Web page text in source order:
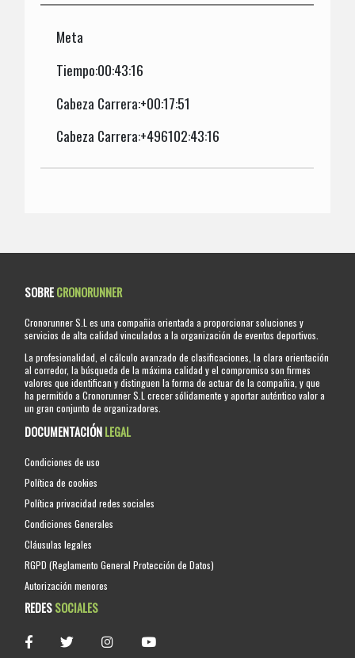
Meta
Tiempo:00:43:16
Cabeza Carrera:+00:17:51
Cabeza Carrera:+496102:43:16
SOBRECRONORUNNER
Cronorunner S.L es una compañia orientada a proporcionar soluciones y
servicios de alta calidad vinculados a la organización de eventos deportivos.
La profesionalidad, el cálculo avanzado de clasificaciones, la clara orientación
al corredor, la búsqueda de la máxima calidad y el compromiso son firmes
valores que identifican y distinguen la forma de actuar de la compañia, y que
ha permitido a Cronorunner S.L crecer sólidamente y aportar auténtico valor a
un gran conjunto de organizadores.
DOCUMENTACIÓNLEGAL
Condiciones de uso
Política de cookies
Política privacidad redes sociales
Condiciones Generales
Cláusulas legales
RGPD (Reglamento General Protección de Datos)
Autorización menores
REDESSOCIALES